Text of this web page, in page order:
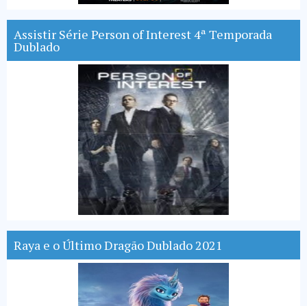
Assistir Série Person of Interest 4ª Temporada
Dublado
Raya e o Último Dragão Dublado 2021